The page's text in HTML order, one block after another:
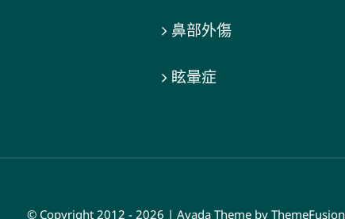
鼻部外傷
眩暈症
© Copyright 2012 - 2026 | Avada Theme by ThemeFusion